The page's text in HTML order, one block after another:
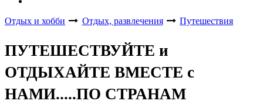
Отдых и хобби Отдых, развлечения Путешествия
ПУТЕШЕСТВУЙТЕ и
ОТДЫХАЙТЕ ВМЕСТЕ с
НАМИ.....ПО СТРАНАМ